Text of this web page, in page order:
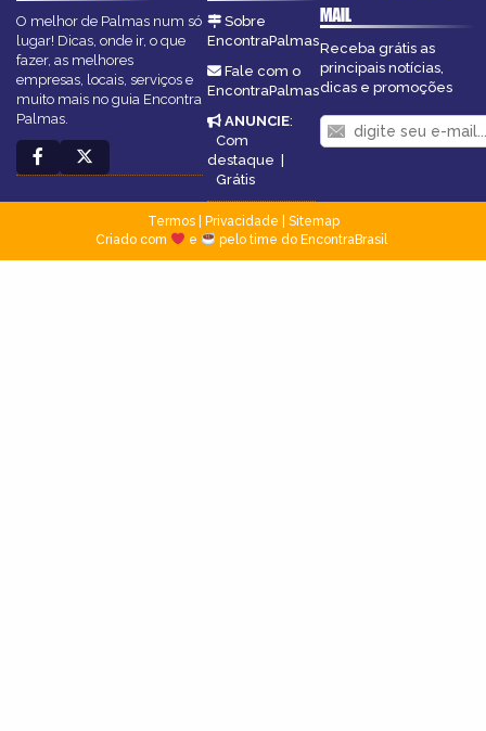
O melhor de Palmas num só
lugar! Dicas, onde ir, o que
fazer, as melhores
empresas, locais, serviços e
muito mais no guia Encontra
Palmas.
Sobre
EncontraPalmas
Fale com o
EncontraPalmas
ANUNCIE:
Com
destaque |
Grátis
MAIL
Receba grátis as
principais notícias,
dicas e promoções
Termos| Privacidade
Sitemap
Criado com
e pelo time do EncontraBrasil